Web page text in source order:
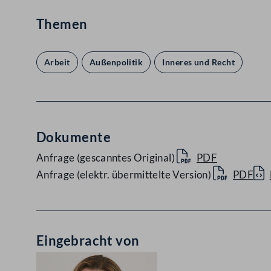
Themen
Arbeit Außenpolitik Inneres und Recht
Dokumente
Anfrage (gescanntes Original)
PDF
Anfrage (elektr. übermittelte Version)
PDF
Eingebracht von